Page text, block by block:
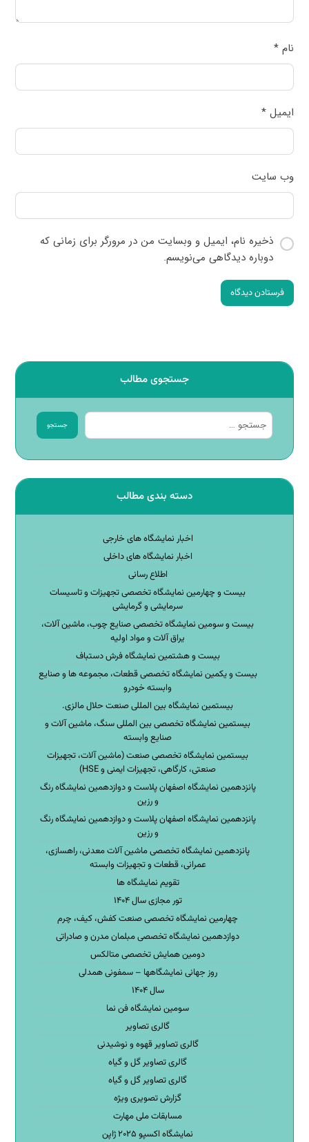
نام*
ایمیل*
وب‌ سایت
ذخیره نام، ایمیل و وبسایت من در مرورگر برای زمانی که
دوباره دیدگاهی می‌نویسم.
فرستادن دیدگاه
جستجوی مطالب
جستجو
دسته بندی مطالب
اخبار نمایشگاه های خارجی
اخبار نمایشگاه های داخلی
اطلاع رسانی
بیست و چهارمین نمایشگاه تخصصی تجهیزات و تاسیسات
سرمایشی و گرمایشی
بیست و سومین نمایشگاه تخصصی صنایع چوب، ماشین آلات،
یراق آلات و مواد اولیه
بیست و هشتمین نمایشگاه فرش دستباف
بیست و یکمین نمایشگاه تخصصی قطعات، مجموعه ها و صنایع
وابسته خودرو
بیستمین نمایشگاه بین المللی صنعت حلال مالزی.
بیستمین نمایشگاه تخصصی بین المللی سنگ، ماشین آلات و
صنایع وابسته
بیستمین نمایشگاه تخصصی صنعت (ماشین آلات، تجهیزات
صنعتی، کارگاهی، تجهیزات ایمنی و HSE)
پانزدهمین نمایشگاه اصفهان پلاست و دوازدهمین نمایشگاه رنگ
و رزین
پانزدهمین نمایشگاه اصفهان پلاست و دوازدهمین نمایشگاه رنگ
و رزین
پانزدهمین نمایشگاه تخصصی ماشین آلات معدنی، راهسازی،
عمرانی، قطعات و تجهیزات وابسته
تقویم نمایشگاه ها
تور مجازی سال ۱۴۰۴
چهارمین نمایشگاه تخصصی صنعت کفش، کیف، چرم
دوازدهمین نمایشگاه تخصصی مبلمان مدرن و صادراتی
دومین همایش تخصصی متالکس
روز جهانی نمایشگاهها – سمفونی همدلی
سال ۱۴۰۴
سومین نمایشگاه فن نما
گالری تصاویر
گالری تصاویر قهوه و نوشیدنی
گالری تصاویر گل و گیاه
گالری تصاویر گل و گیاه
گزارش تصویری ویژه
مسابقات ملی مهارت
نمایشگاه اکسپو ۲۰۲۵ ژاپن